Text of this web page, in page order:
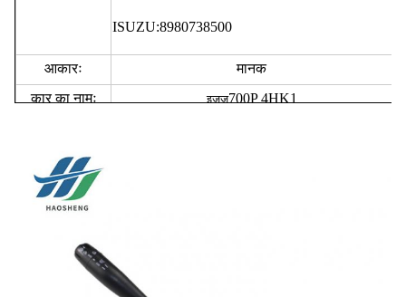
ISUZU:8980738500
आकारः
मानक
कार का नामः
इज़ुज़ु700P 4HK1